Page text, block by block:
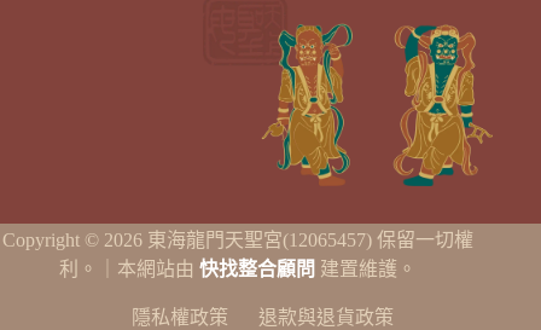
Copyright © 2026 東海龍門天聖宮(12065457) 保留一切權
利。｜本網站由快找整合顧問 建置維護。
隱私權政策 退款與退貨政策